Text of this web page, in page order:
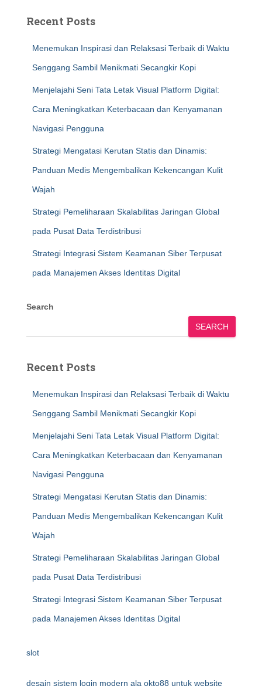
Recent Posts
Menemukan Inspirasi dan Relaksasi Terbaik di Waktu
Senggang Sambil Menikmati Secangkir Kopi
Menjelajahi Seni Tata Letak Visual Platform Digital:
Cara Meningkatkan Keterbacaan dan Kenyamanan
Navigasi Pengguna
Strategi Mengatasi Kerutan Statis dan Dinamis:
Panduan Medis Mengembalikan Kekencangan Kulit
Wajah
Strategi Pemeliharaan Skalabilitas Jaringan Global
pada Pusat Data Terdistribusi
Strategi Integrasi Sistem Keamanan Siber Terpusat
pada Manajemen Akses Identitas Digital
Search
SEARCH
Recent Posts
Menemukan Inspirasi dan Relaksasi Terbaik di Waktu
Senggang Sambil Menikmati Secangkir Kopi
Menjelajahi Seni Tata Letak Visual Platform Digital:
Cara Meningkatkan Keterbacaan dan Kenyamanan
Navigasi Pengguna
Strategi Mengatasi Kerutan Statis dan Dinamis:
Panduan Medis Mengembalikan Kekencangan Kulit
Wajah
Strategi Pemeliharaan Skalabilitas Jaringan Global
pada Pusat Data Terdistribusi
Strategi Integrasi Sistem Keamanan Siber Terpusat
pada Manajemen Akses Identitas Digital
slot
desain sistem login modern ala okto88 untuk website